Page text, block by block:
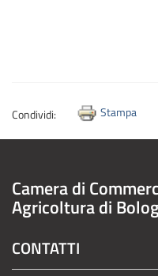
Condividi: Stampa
Camera di
Agricoltura di
CONTATTI